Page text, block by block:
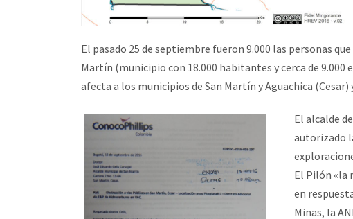
El pasado 25 de septiembre fueron 9.000 las personas
Martín (municipio con 18.000 habitantes y cerca de 9.000
afecta a los municipios de San Martín y Aguachica
El alcalde
autorizado
El Pilón «la
en
Minas, la